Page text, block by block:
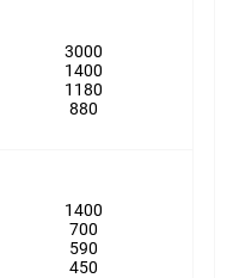
3000
1400
1180
880
1400
700
590
450